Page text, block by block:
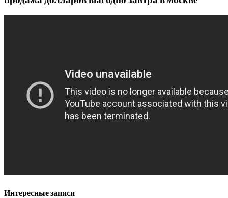
Интересные записи